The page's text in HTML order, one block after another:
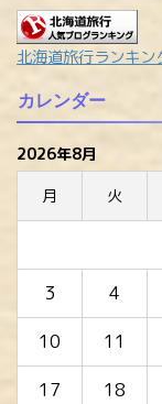
北海道旅行ランキン
カレンダー
2026年8月
月
火
3
4
10
11
17
18